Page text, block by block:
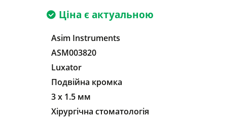
Ціна є актуальною
Asim Instruments
ASM003820
Luxator
Подвійна кромка
3 x 1.5 мм
Хірургічна стоматологія